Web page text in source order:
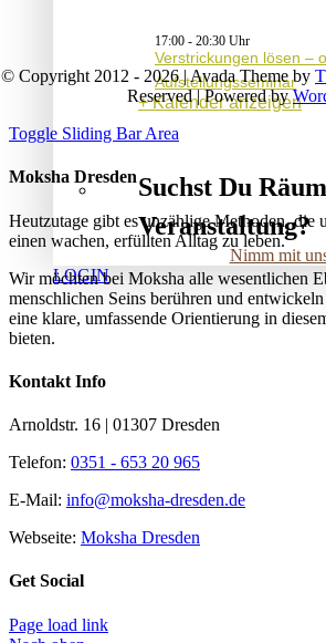
17:00 - 20:30
Verstrickungen lösen –
Aufstellungsseminar
Kalender anzeigen
Suchst Du
Veranstaltung?
Nimm mit
LOGIN
© Copyright 2012 - 2026 | Avada Theme by
Reserved | Powered by
Toggle Sliding Bar Area
Moksha Dresden
Heutzutage gibt es unzählige Methoden, die
einen wachen, erfüllten Alltag zu leben.
Wir möchten bei Moksha alle wesent­lichen
menschlichen Seins berühren und
eine klare, umfassende Orientierung in
bieten.
Kontakt Info
Arnoldstr. 16 | 01307 Dresden
Telefon: 0351 - 653 20 965
E-Mail: info@moksha-dresden.de
Webseite: Moksha Dresden
Get Social
Page load link